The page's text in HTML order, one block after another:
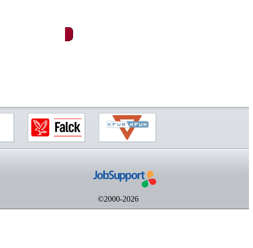
©2000-2026